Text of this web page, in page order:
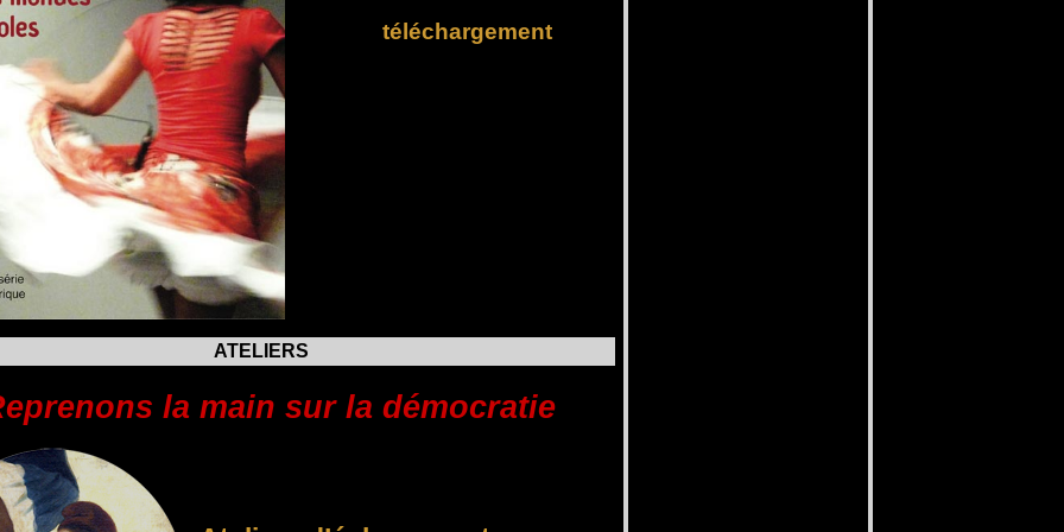
téléchargement
ATELIERS
la main sur la démocratie